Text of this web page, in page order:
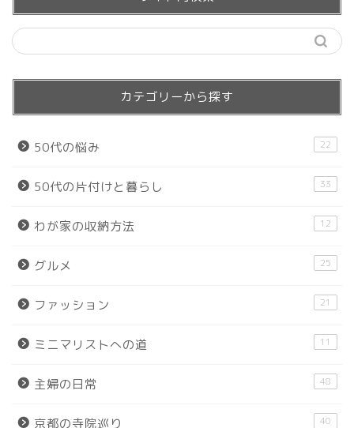
カテゴリーから探す
50代の悩み 22
50代の片付けと暮らし 33
わが家の収納方法 12
グルメ 25
ファッション 21
ミニマリストへの道 11
主婦の日常 48
京都の寺院巡り 40